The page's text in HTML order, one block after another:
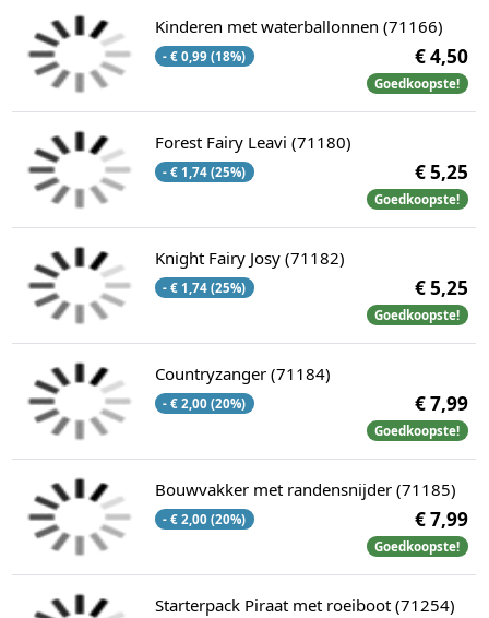
Kinderen met waterballonnen (71166)
- € 0,99 (18%) € 4,50
Goedkoopste!
Forest Fairy Leavi (71180)
- € 1,74 (25%) € 5,25
Goedkoopste!
Knight Fairy Josy (71182)
- € 1,74 (25%) € 5,25
Goedkoopste!
Countryzanger (71184)
- € 2,00 (20%) € 7,99
Goedkoopste!
Bouwvakker met randensnijder (71185)
- € 2,00 (20%) € 7,99
Goedkoopste!
Starterpack Piraat met roeiboot (71254)